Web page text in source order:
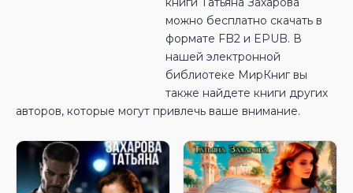
можно бесплатно скачать в
формате FB2 и EPUB. В
нашей электронной
библиотеке МирКниг вы
также найдете книги других
авторов, которые могут привлечь ваше внимание.